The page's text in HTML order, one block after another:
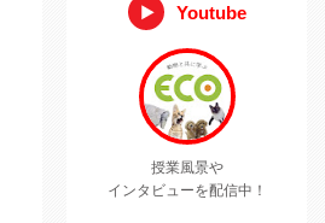
Youtube
授業風景や
インタビューを配信中！